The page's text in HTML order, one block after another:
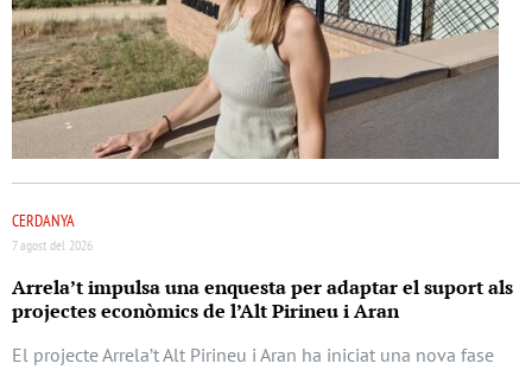
CERDANYA
7 agost del 2026
Arrela’t impulsa una enquesta per adaptar el suport als
projectes econòmics de l’Alt Pirineu i Aran
El projecte Arrela’t Alt Pirineu i Aran ha iniciat una nova fase